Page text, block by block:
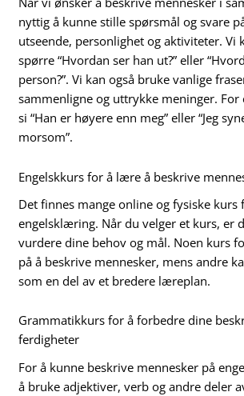
nyttig å kunne stille spørsmål og svare
utseende, personlighet og aktiviteter. Vi
spørre “Hvordan ser han ut?” eller
person?”. Vi kan også bruke vanlige
sammenligne og uttrykke meninger. For
si “Han er høyere enn meg” eller “Jeg
morsom”.
Engelskkurs for å lære å beskrive
Det finnes mange online og fysiske kurs
engelsklæring. Når du velger et kurs, er
vurdere dine behov og mål. Noen kurs
på å beskrive mennesker, mens andre
som en del av et bredere læreplan.
Grammatikkurs for å forbedre dine
ferdigheter
For å kunne beskrive mennesker på
å bruke adjektiver, verb og andre deler